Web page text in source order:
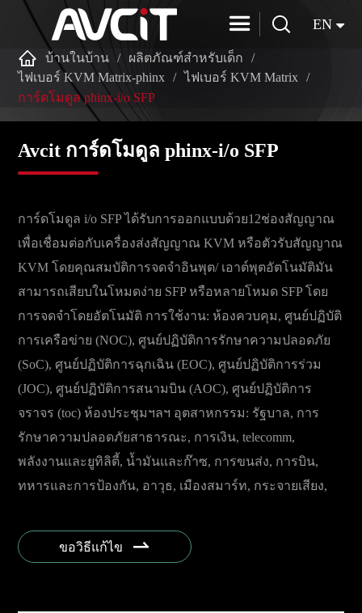
  EN
Avcit การ์ดโมดูล phinx-i/o SFP
การ์ดโมดูล i/o SFP ได้รับการออกแบบด้วย12ช่องสัญญาณ
เพื่อเชื่อมต่อกับเครื่องส่งสัญญาณ KVM หรือตัวรับสัญญาณ
KVM โดยคุณสมบัติการจดจำอินพุต/ เอาต์พุตอัตโนมัติมัน
สามารถเสียบในโหมดง่าย SFP หรือหลายโหมด SFP โดย
การจดจำโดยอัตโนมัติ การใช้งาน: ห้องควบคุม, ศูนย์ปฏิบัติ
การเครือข่าย (NOC), ศูนย์ปฏิบัติการรักษาความปลอดภัย
(SoC), ศูนย์ปฏิบัติการฉุกเฉิน (EOC), ศูนย์ปฏิบัติการร่วม
(JOC), ศูนย์ปฏิบัติการสนามบิน (AOC), ศูนย์ปฏิบัติการ
จราจร (toc) ห้องประชุมฯลฯ อุตสาหกรรม: รัฐบาล, การ
รักษาความปลอดภัยสาธารณะ, การเงิน, telecomm,
พลังงานและยูทิลิตี้, น้ำมันและก๊าซ, การขนส่ง, การบิน,
ทหารและการป้องกัน, อาวุธ, เมืองสมาร์ท, กระจายเสียง,
ขอวิธีแก้ไข 
 บ้านในบ้าน
ผลิตภัณฑ์สำหรับเด็ก
ไฟเบอร์ KVM Matrix-phinx
ไฟเบอร์ KVM Matrix
การ์ดโมดูล phinx-i/o SFP